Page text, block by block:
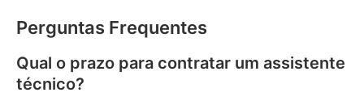
Perguntas Frequentes
Qual o prazo para contratar um assistente
técnico?